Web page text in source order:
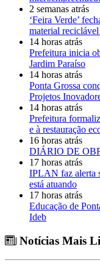
2 semanas atrás
‘Feira Verde’
material
14 horas atrás
Prefeitura inicia
Jardim Paraíso
14 horas atrás
Ponta Grossa
Projetos
14 horas atrás
Prefeitura
e à restauração
16 horas atrás
DIÁRIO DE
17 horas atrás
IPLAN faz alerta
está atuando
17 horas atrás
Educação de
Ideb
Notícias Mais